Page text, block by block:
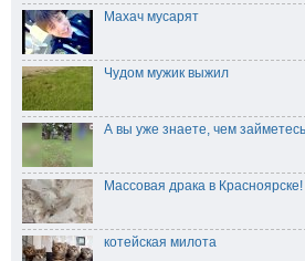
Махач мусарят
Чудом мужик выжил
А вы уже знаете, чем
Массовая драка в Красноярске!
котейская милота